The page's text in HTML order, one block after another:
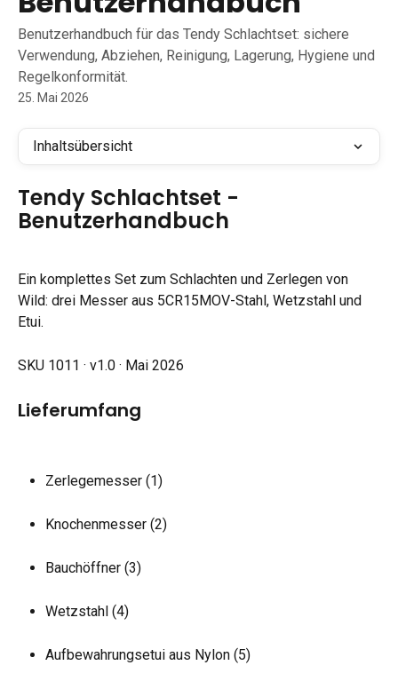
Benutzerhandbuch für das Tendy Schlachtset: sichere
Verwendung, Abziehen, Reinigung, Lagerung, Hygiene und
Regelkonformität.
25. Mai 2026
Inhaltsübersicht
Tendy Schlachtset -
Benutzerhandbuch
Ein komplettes Set zum Schlachten und Zerlegen von
Wild: drei Messer aus 5CR15MOV-Stahl, Wetzstahl und
Etui.
SKU 1011 · v1.0 · Mai 2026
Lieferumfang
Zerlegemesser (1)
Knochenmesser (2)
Bauchöffner (3)
Wetzstahl (4)
Aufbewahrungsetui aus Nylon (5)